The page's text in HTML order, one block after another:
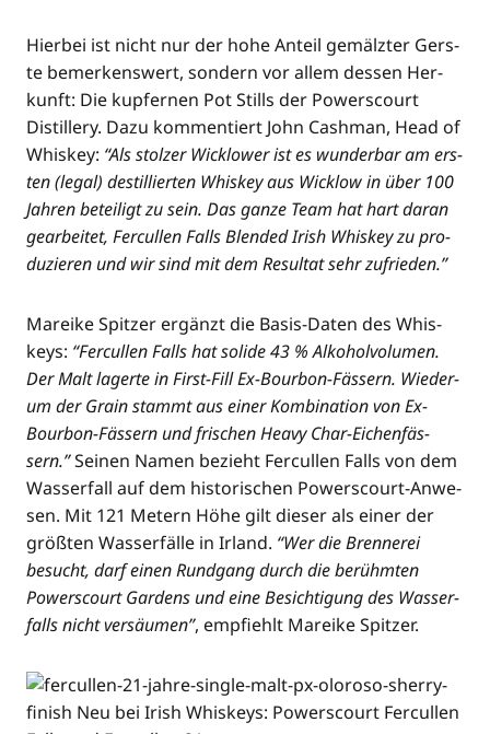
Hier­bei ist nicht nur der hohe Anteil gemälz­ter Gers­
te bemer­kens­wert, son­dern vor allem des­sen Her­
kunft: Die kup­fer­nen Pot Stills der Powers­court
Distil­lery. Dazu kom­men­tiert John Cash­man, Head of
Whis­key: “Als stol­zer Wick­lower ist es wun­der­bar am ers­
ten (legal) destil­lier­ten Whis­key aus Wick­low in über 100
Jah­ren betei­ligt zu sein. Das gan­ze Team hat hart dar­an
gear­bei­tet, Fer­cul­len Falls Blen­ded Irish Whis­key zu pro­
du­zie­ren und wir sind mit dem Resul­tat sehr zufrieden.”
Marei­ke Spit­zer ergänzt die Basis-Daten des Whis­
keys: “Fer­cul­len Falls hat soli­de 43 % Alko­hol­vo­lu­men.
Der Malt lager­te in First-Fill Ex-Bour­bon-Fäs­sern. Wie­der­
um der Grain stammt aus einer Kom­bi­na­ti­on von Ex-
Bour­bon-Fäs­sern und fri­schen Hea­vy Char-Eichen­fäs­
sern.”Sei­nen Namen bezieht Fer­cul­len Falls von dem
Was­ser­fall auf dem his­to­ri­schen Powers­court-Anwe­
sen. Mit 121 Metern Höhe gilt die­ser als einer der
größ­ten Was­ser­fäl­le in Irland. “Wer die Bren­ne­rei
besucht, darf einen Rund­gang durch die berühm­ten
Powers­court Gar­dens und eine Besich­ti­gung des Was­ser­
falls nicht ver­säu­men”, emp­fiehlt Marei­ke Spitzer.